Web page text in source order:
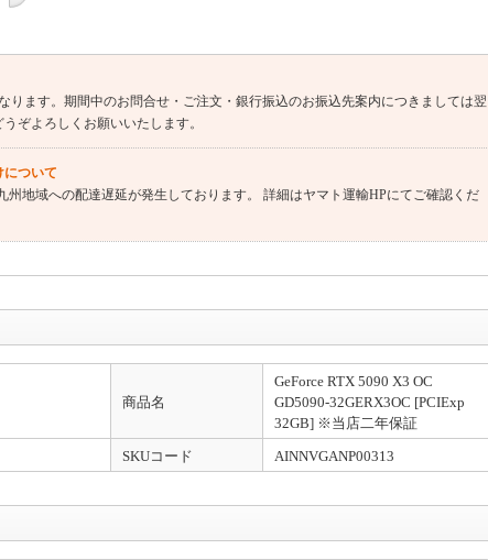
ります。期間中のお問合せ・ご注文・銀行振込のお振込先案内につきましては翌
ぞよろしくお願いいたします。
について
州地域への配達遅延が発生しております。 詳細はヤマト運輸HPにてご確認くだ
です。特にご指定がない場合は納品書(兼インボイス)を商品に同封いたします。
]
記載されています。そちらのリンクよりご発行ください。※代金引換のご注文は
商品名
GeForce RTX 5090 X3 OC
GD5090-32GERX3OC [PCIExp
32GB] ※当店二年保証
SKUコード AINNVGANP00313